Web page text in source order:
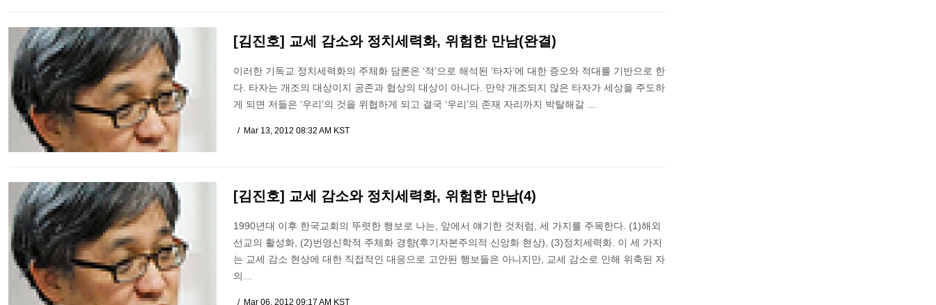
[김진호] 교세 감소와 정치세력화, 위험한 만남(완결)
이러한 기독교 정치세력화의 주체화 담론은 ‘적’으로 해석된 ‘타자’에 대한 증오와 적대를 기반으로 한
다. 타자는 개조의 대상이지 공존과 협상의 대상이 아니다. 만약 개조되지 않은 타자가 세상을 주도하
게 되면 저들은 ‘우리’의 것을 위협하게 되고 결국 ‘우리’의 존재 자리까지 박탈해갈 …
Mar 13, 2012 08:32 AM KST
[김진호] 교세 감소와 정치세력화, 위험한 만남(4)
1990년대 이후 한국교회의 뚜렷한 행보로 나는, 앞에서 얘기한 것처럼, 세 가지를 주목한다. (1)해외
선교의 활성화, (2)번영신학적 주체화 경향(후기자본주의적 신앙화 현상), (3)정치세력화. 이 세 가지
는 교세 감소 현상에 대한 직접적인 대응으로 고안된 행보들은 아니지만, 교세 감소로 인해 위축된 자
의…
Mar 06, 2012 09:17 AM KST